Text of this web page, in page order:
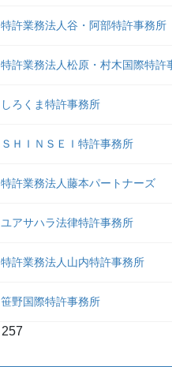
特許業務法人谷・阿部特許事務所
特許業務法人松原・村木国際特許
しろくま特許事務所
ＳＨＩＮＳＥＩ特許事務所
特許業務法人藤本パートナーズ
ユアサハラ法律特許事務所
特許業務法人山内特許事務所
笹野国際特許事務所
257